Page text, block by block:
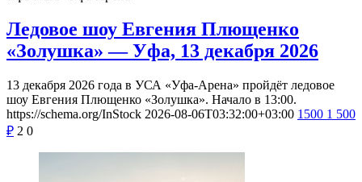
Ледовое шоу Евгения Плющенко
«Золушка» — Уфа, 13 декабря 2026
13 декабря 2026 года в УСА «Уфа-Арена» пройдёт ледовое
шоу Евгения Плющенко «Золушка». Начало в 13:00.
https://schema.org/InStock 2026-08-06T03:32:00+03:00 1500 1 500
₽ 2 0